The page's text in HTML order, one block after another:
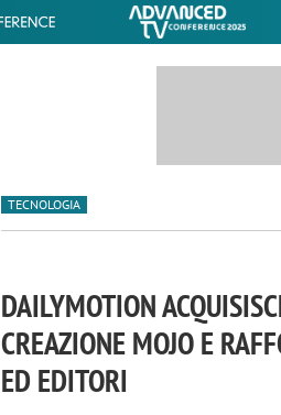
TECNOLOGIA
DAILYMOTION
CREAZIONE MOJO E
ED EDITORI